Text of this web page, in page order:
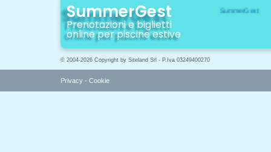
SummerGest
Prenotazioni e biglietti
online per piscine estive
© 2004-2026 Copyright by Siteland Srl - P.Iva 03249400270
Privacy - Cookie